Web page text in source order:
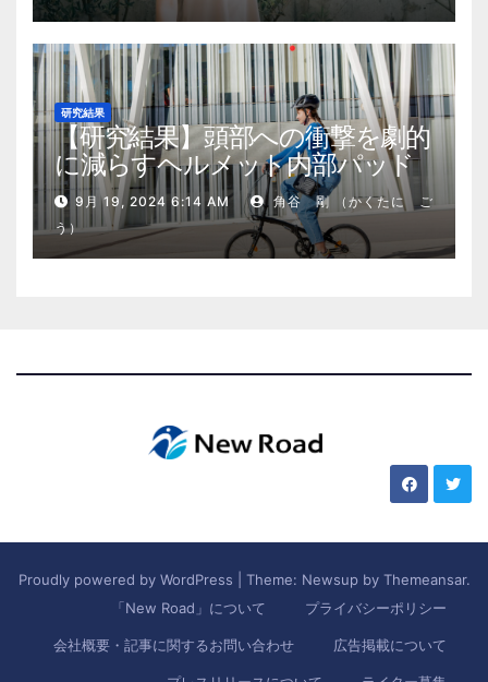
研究結果
【研究結果】頭部への衝撃を劇的
に減らすヘルメット内部パッド
9月 19, 2024 6:14 AM
角谷 剛 （かくたに ご
う）
Proudly powered by WordPress Theme: Newsup by Themeansar.
「New Road」について
プライバシーポリシー
会社概要・記事に関するお問い合わせ 広告掲載について